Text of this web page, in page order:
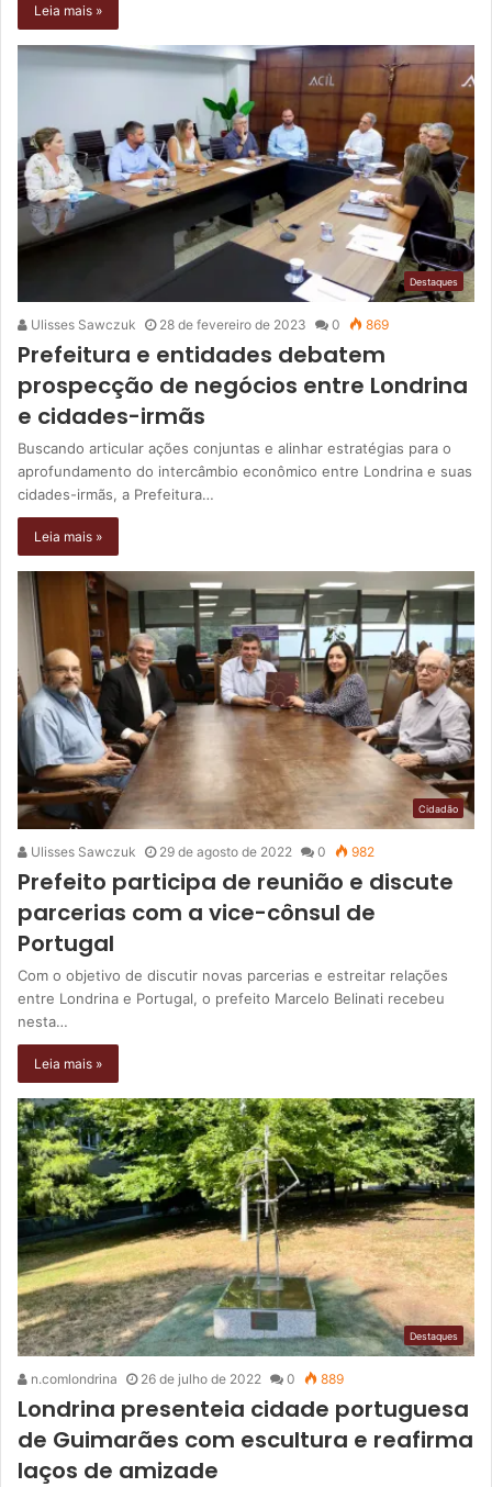
Leia mais »
Destaques
Ulisses Sawczuk 28 de fevereiro de 2023 0 869
Prefeitura e entidades debatem
prospecção de negócios entre Londrina
e cidades-irmãs
Buscando articular ações conjuntas e alinhar estratégias para o
aprofundamento do intercâmbio econômico entre Londrina e suas
cidades-irmãs, a Prefeitura…
Leia mais »
Cidadão
Ulisses Sawczuk 29 de agosto de 2022 0 982
Prefeito participa de reunião e discute
parcerias com a vice-cônsul de
Portugal
Com o objetivo de discutir novas parcerias e estreitar relações
entre Londrina e Portugal, o prefeito Marcelo Belinati recebeu
nesta…
Leia mais »
Destaques
n.comlondrina 26 de julho de 2022 0 889
Londrina presenteia cidade portuguesa
de Guimarães com escultura e reafirma
laços de amizade